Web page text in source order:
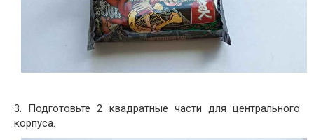
3. Подготовьте 2 квадратные части для центрального
корпуса.